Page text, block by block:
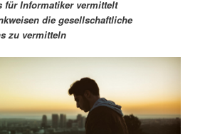
für Informatiker vermittelt
die gesellschaftliche
zu vermitteln